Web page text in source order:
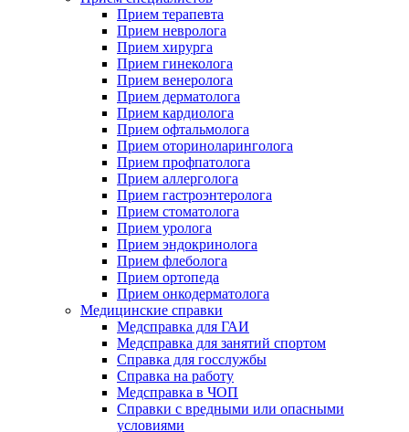
Прием терапевта
Прием невролога
Прием хирурга
Прием гинеколога
Прием венеролога
Прием дерматолога
Прием кардиолога
Прием офтальмолога
Прием оториноларинголога
Прием профпатолога
Прием аллерголога
Прием гастроэнтеролога
Прием стоматолога
Прием уролога
Прием эндокринолога
Прием флеболога
Прием ортопеда
Прием онкодерматолога
Медицинские справки
Медсправка для ГАИ
Медсправка для занятий спортом
Справка для госслужбы
Справка на работу
Медсправка в ЧОП
Справки с вредными или опасными
условиями